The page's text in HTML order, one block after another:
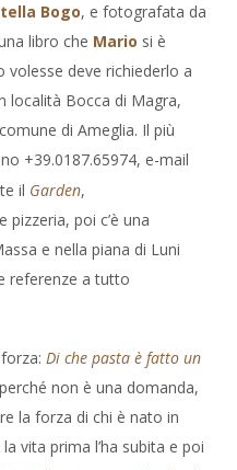
Bogo, e fotografata da
libro che Mario si è
deve richiederlo a
località Bocca di Magra,
di Ameglia. Il più
+39.0187.65974, e-mail
il Garden,
pizzeria, poi c’è una
e nella piana di Luni
referenze a tutto
Di che pasta è fatto un
non è una domanda,
la forza di chi è nato in
vita prima l’ha subita e poi